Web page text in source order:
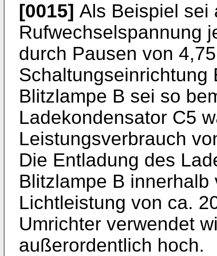
[0015] Als Beispiel sei
Rufwechselspannung
durch Pausen von
Schaltungseinrichtung
Blitzlampe B sei so
Ladekondensator C5
Leistungsverbrauch
Die Entladung des
Blitzlampe B
Lichtleistung von ca.
Umrichter verwendet
außerordentlich hoch.